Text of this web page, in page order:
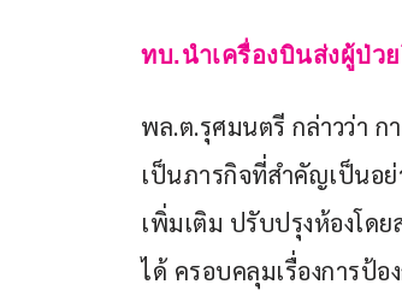
ทบ.นำเครื่องบินส่งผู้ป่ว
พล.ต.รุศมนตรี กล่าวว่า ก
เป็นภารกิจที่สำคัญเป็นอ
เพิ่มเติม ปรับปรุงห้องโด
ได้ ครอบคลุมเรื่องการป้